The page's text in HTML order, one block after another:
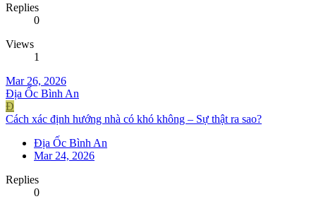
Replies
0
Views
1
Mar 26, 2026
Địa Ốc Bình An
Đ
Cách xác định hướng nhà có khó không – Sự thật ra sao?
Địa Ốc Bình An
Mar 24, 2026
Replies
0